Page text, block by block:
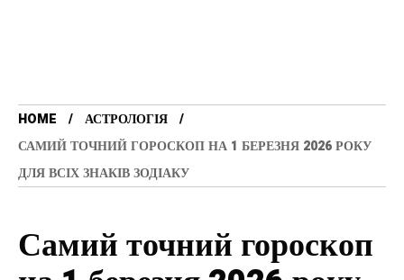
HOME
АСТРОЛОГІЯ
САМИЙ ТОЧНИЙ ГОРОСКОП НА 1 БЕРЕЗНЯ 2026 РОКУ
ДЛЯ ВСІХ ЗНАКІВ ЗОДІАКУ
Самий точний гороскоп